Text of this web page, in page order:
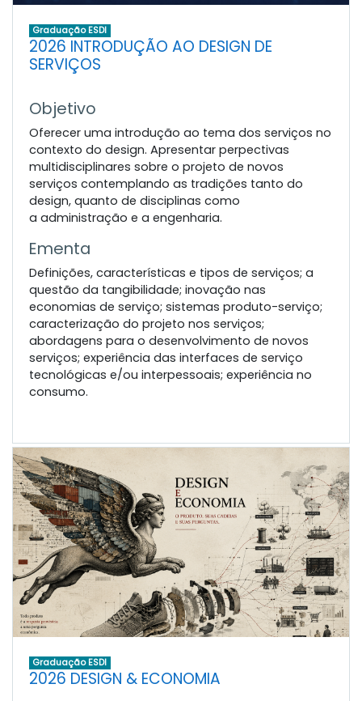
Graduação ESDI
2026 INTRODUÇÃO AO DESIGN DE
SERVIÇOS
Objetivo
Oferecer uma introdução ao tema dos serviços no
contexto do design. Apresentar perpectivas
multidisciplinares sobre o projeto de novos
serviços contemplando as tradições tanto do
design, quanto de disciplinas como
a administração e a engenharia.
Ementa
Definições, características e tipos de serviços; a
questão da tangibilidade; inovação nas
economias de serviço; sistemas produto-serviço;
caracterização do projeto nos serviços;
abordagens para o desenvolvimento de novos
serviços; experiência das interfaces de serviço
tecnológicas e/ou interpessoais; experiência no
consumo.
Graduação ESDI
2026 DESIGN & ECONOMIA